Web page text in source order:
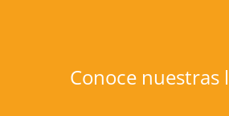
Conoce nuestras